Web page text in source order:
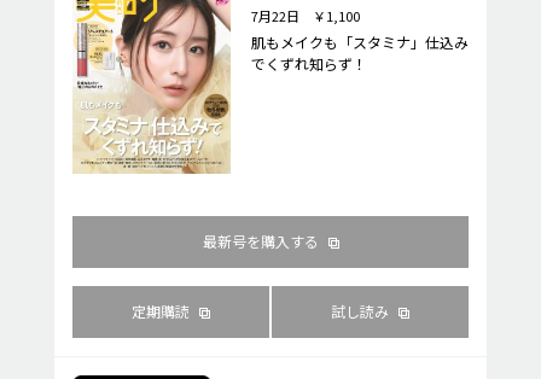
7月22日 ￥1,100
肌もメイクも「スタミナ」仕込み
でくずれ知らず！
最新号を購入する
定期購読 試し読み